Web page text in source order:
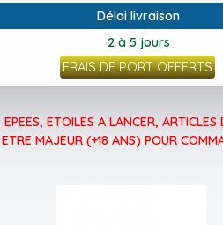
Délai livraison
2 à 5 jours
FRAIS DE PORT OFFERTS
ETOILES A LANCER,
MAJEUR (+18 ANS) POUR